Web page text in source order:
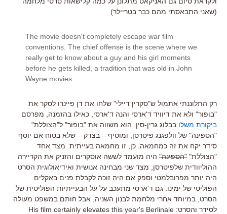
(שאני התבאסתי מהם כבר בטריילר)
The movie doesn't completely escape war film
conventions. The chief offense is the scene where we
really get to know about a guy and his girl moments
before he gets killed, a tradition that was old in John
Wayne movies.
רק התלוננתי אתמול ש"סקרין דיילי" שלחו את דן פיינרו לסקר את
"בופור" ולא את דיוויד ד'ארסי והנה ד'ארסי, כאילו בהזמנה, מפרסם
ביקורת משלו בבלוג גרין-סין. הוא משווה את "בופור" ל"הצוללת"
"הספינה" של וולפגנג פיטרסן, ומוסיף – בצדק – שלא בטוח אם יוסף
סידר יקח את זה כמחמאה. כן, זו מחמאה בעייתית. מצד אחד
"הצוללת" "הספינה" היה מועמד לששה אוסקרים והזניק את הקריירה
ההוליוודית שלפיטרסן, מצד שני מבחינה אנושית ואידיאולוגית הסרט
היה יותר מפרובלמטי וספק אם היה זוכה לקבלת פנים באקלים
הפוליטי של ימינו. גם ד'ארסי מתעכב על על הבעייתיות הפוליטית של
הסרט, במיוחד אחרי מלחמת לבנון השניה, אבל חותם במשפט מעולה
לסידר והסרט: His film certainly elevates this year's Berlinale